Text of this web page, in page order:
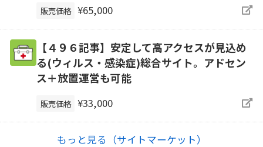
販売価格 ¥65,000
【４９６記事】安定して高アクセスが見込め
る(ウィルス・感染症)総合サイト。アドセン
ス＋放置運営も可能
販売価格 ¥33,000
もっと見る（サイトマーケット）